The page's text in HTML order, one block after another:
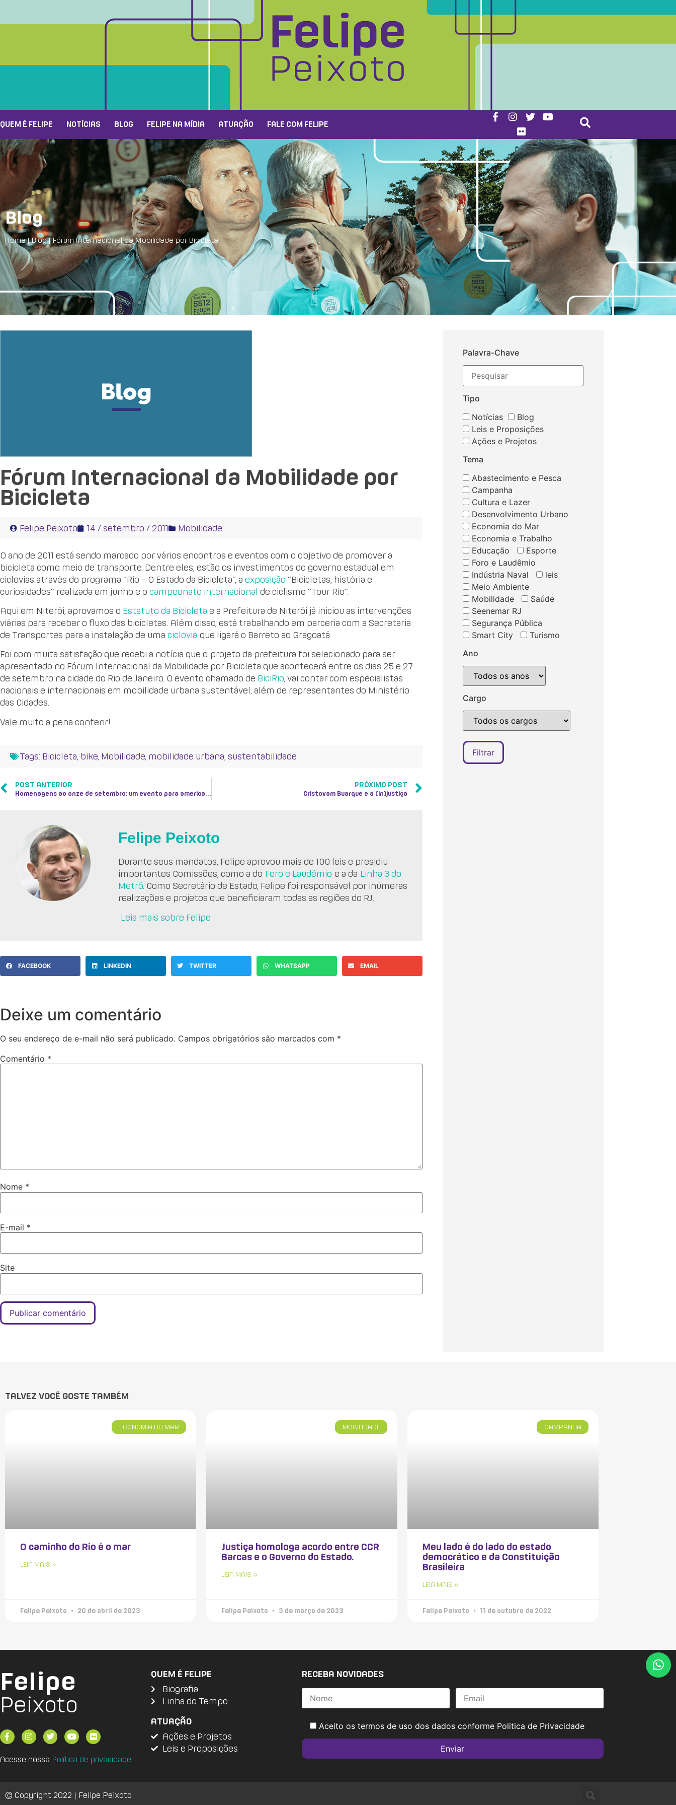
QUEM É FELIPE NOTÍCIAS BLOG FELIPE NA MÍDIA ATUAÇÃO FALE COM FELIPE
Blog
Home|Blog|Fórum Internacional da Mobilidade por Bicicleta
Fórum Internacional da Mobilidade por
Bicicleta
Felipe Peixoto 14 / setembro / 2011 Mobilidade
O ano de 2011 está sendo marcado por vários encontros e eventos com o objetivo de promover a
bicicleta como meio de transporte. Dentre eles, estão os investimentos do governo estadual em
ciclovias através do programa “Rio – O Estado da Bicicleta”, a exposição “Bicicletas, história e
curiosidades” realizada em junho e o campeonato internacional de ciclismo “Tour Rio”.
Aqui em Niterói, aprovamos o Estatuto da Bicicleta e a Prefeitura de Niterói já iniciou as intervenções
viárias para receber o fluxo das bicicletas. Além disso, está trabalhando em parceria com a Secretaria
de Transportes para a instalação de uma ciclovia que ligará o Barreto ao Gragoatá.
Foi com muita satisfação que recebi a notícia que o projeto da prefeitura foi selecionado para ser
apresentado no Fórum Internacional da Mobilidade por Bicicleta que acontecerá entre os dias 25 e 27
de setembro na cidade do Rio de Janeiro. O evento chamado de BiciRio , vai contar com especialistas
nacionais e internacionais em mobilidade urbana sustentável, além de representantes do Ministério
das Cidades.
Vale muito a pena conferir!
Tags: Bicicleta bike Mobilidade mobilidade urbana sustentabilidade
POST ANTERIOR
Homenagens ao onze de setembro: um evento para americano ver
PRÓXIMO POST
Cristovam Buarque e a (in)justiça
Felipe Peixoto
Durante seus mandatos, Felipe aprovou mais de 100 leis e presidiu
importantes Comissões, como a do Foro e Laudêmio e a da Linha 3 do
Metrô . Como Secretário de Estado, Felipe foi responsável por inúmeras
realizações e projetos que beneficiaram todas as regiões do RJ.
Leia mais sobre Felipe
FACEBOOK LINKEDIN TWITTER WHATSAPP EMAIL
Deixe um comentário
O seu endereço de e-mail não será publicado. Campos obrigatórios são marcados com *
Comentário *
Nome *
E-mail *
Site
Palavra-Chave
Tipo
Notícias
Blog
Leis e Proposições
Ações e Projetos
Tema
Abastecimento e Pesca
Campanha
Cultura e Lazer
Desenvolvimento Urbano
Economia do Mar
Economia e Trabalho
Educação
Esporte
Foro e Laudêmio
Indústria Naval
leis
Meio Ambiente
Mobilidade
Saúde
Seenemar RJ
Segurança Pública
Smart City
Turismo
Ano
Cargo
TALVEZ VOCÊ GOSTE TAMBÉM
ECONOMIA DO MAR
O caminho do Rio é o mar
LEIA MAIS »
Felipe Peixoto 20 de abril de 2023
MOBILIDADE
Justiça homologa acordo entre CCR
Barcas e o Governo do Estado.
LEIA MAIS »
Felipe Peixoto 3 de março de 2023
CAMPANHA
Meu lado é do lado do estado
democrático e da Constituição
Brasileira
LEIA MAIS »
Felipe Peixoto 11 de outubro de 2022
Felipe
Peixoto
Acesse nossa Política de privacidade
QUEM É FELIPE
Biografia
Linha do Tempo
ATUAÇÃO
Ações e Projetos
Leis e Proposições
RECEBA NOVIDADES
Aceito os termos de uso dos dados conforme Politica de Privacidade
© Copyright 2022 | Felipe Peixoto